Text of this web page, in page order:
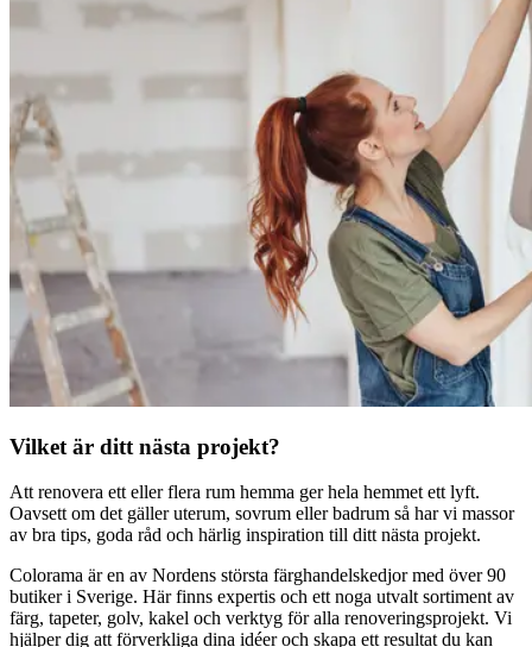
Vilket är ditt nästa projekt?
Att renovera ett eller flera rum hemma ger hela hemmet ett lyft.
Oavsett om det gäller uterum, sovrum eller badrum så har vi massor
av bra tips, goda råd och härlig inspiration till ditt nästa projekt.
Colorama är en av Nordens största färghandelskedjor med över 90
butiker i Sverige. Här finns expertis och ett noga utvalt sortiment av
färg, tapeter, golv, kakel och verktyg för alla renoveringsprojekt. Vi
hjälper dig att förverkliga dina idéer och skapa ett resultat du kan